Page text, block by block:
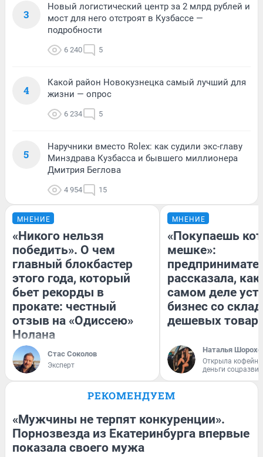
3
Новый логистический центр за 2 млрд рублей и
мост для него отстроят в Кузбассе —
подробности
6 240 5
4
Какой район Новокузнецка самый лучший для
жизни — опрос
6 234 5
5
Наручники вместо Rolex: как судили экс-главу
Минздрава Кузбасса и бывшего миллионера
Дмитрия Беглова
4 954 15
МНЕНИЕ
«Никого нельзя
победить». О чем
главный блокбастер
этого года, который
бьет рекорды в
прокате: честный
отзыв на «Одиссею»
Нолана
Стас Соколов
Эксперт
МНЕНИЕ
«Покупаешь
мешке»:
рассказала, как
самом деле
бизнес со
дешевых
Наталья
Открыла
деньги
РЕКОМЕНДУЕМ
«Мужчины не терпят конкуренции».
Порнозвезда из Екатеринбурга впервые
показала своего мужа